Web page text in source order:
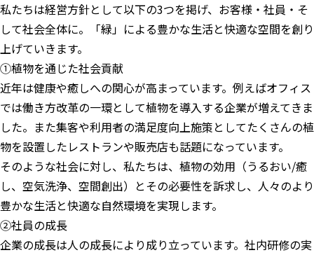
私たちは経営方針として以下の3つを掲げ、お客様・社員・そ
して社会全体に。「緑」による豊かな生活と快適な空間を創り
上げていきます。
①植物を通じた社会貢献
近年は健康や癒しへの関心が高まっています。例えばオフィス
では働き方改革の一環として植物を導入する企業が増えてきま
した。また集客や利用者の満足度向上施策としてたくさんの植
物を設置したレストランや販売店も話題になっています。
そのような社会に対し、私たちは、植物の効用（うるおい/癒
し、空気洗浄、空間創出）とその必要性を訴求し、人々のより
豊かな生活と快適な自然環境を実現します。
②社員の成長
企業の成長は人の成長により成り立っています。社内研修の実